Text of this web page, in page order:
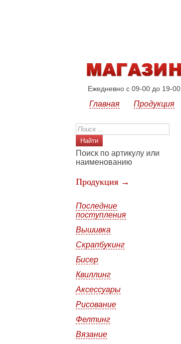
Ежедневно с 09-00 до 19-00
Главная Продукция
Поиск по артикулу или
наименованию
Продукция →
Последние
поступления
Вышивка
Скрапбукинг
Бисер
Квиллинг
Аксессуары
Рисование
Фелтинг
Вязание